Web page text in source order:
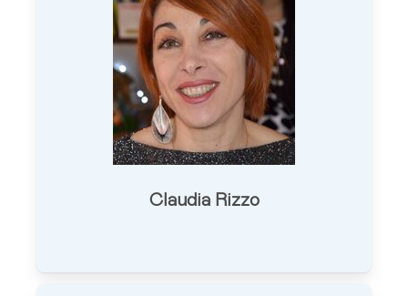
Claudia Rizzo